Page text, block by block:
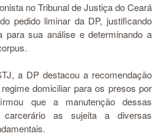
no Tribunal de Justiça do Ceará
pedido liminar da DP, justificando
para sua análise e determinando a
a DP destacou a recomendação
domiciliar para os presos por
que a manutenção dessas
as sujeita a diversas